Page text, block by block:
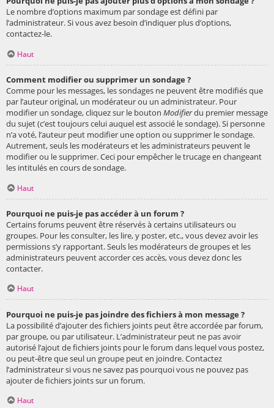
Le nombre d’options maximum par sondage est défini par
l’administrateur. Si vous avez besoin d’indiquer plus d’options,
contactez-le.
Haut
Comment modifier ou supprimer un sondage ?
Comme pour les messages, les sondages ne peuvent être modifiés que
par l’auteur original, un modérateur ou un administrateur. Pour
modifier un sondage, cliquez sur le bouton Modifierdu premier message
du sujet (c’est toujours celui auquel est associé le sondage). Si personne
n’a voté, l’auteur peut modifier une option ou supprimer le sondage.
Autrement, seuls les modérateurs et les administrateurs peuvent le
modifier ou le supprimer. Ceci pour empêcher le trucage en changeant
les intitulés en cours de sondage.
Haut
Pourquoi ne puis-je pas accéder à un forum ?
Certains forums peuvent être réservés à certains utilisateurs ou
groupes. Pour les consulter, les lire, y poster, etc., vous devez avoir les
permissions s’y rapportant. Seuls les modérateurs de groupes et les
administrateurs peuvent accorder ces accès, vous devez donc les
contacter.
Haut
Pourquoi ne puis-je pas joindre des fichiers à mon message ?
La possibilité d’ajouter des fichiers joints peut être accordée par forum,
par groupe, ou par utilisateur. L’administrateur peut ne pas avoir
autorisé l’ajout de fichiers joints pour le forum dans lequel vous postez,
ou peut-être que seul un groupe peut en joindre. Contactez
l’administrateur si vous ne savez pas pourquoi vous ne pouvez pas
ajouter de fichiers joints sur un forum.
Haut